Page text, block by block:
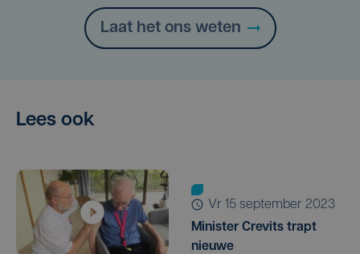
Laat het ons weten
Lees ook
vr 15 september 2023
Minister Crevits trapt
nieuwe